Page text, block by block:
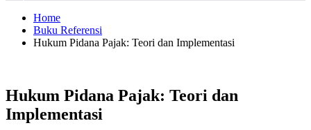
Home
Buku Referensi
Hukum Pidana Pajak: Teori dan Implementasi
Hukum Pidana Pajak: Teori dan
Implementasi